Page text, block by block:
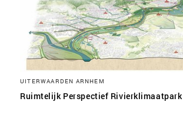
UITERWAARDEN ARNHEM
Ruimtelijk Perspectief Rivierklimaatpark